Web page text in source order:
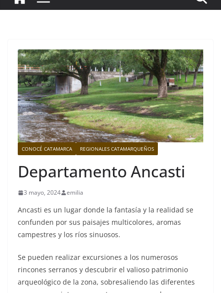
CONOCÉ CATAMARCA REGIONALES CATAMARQUEÑOS
Departamento Ancasti
3 mayo, 2024 emilia
Ancasti es un lugar donde la fantasía y la realidad se
confunden por sus paisajes multicolores, aromas
campestres y los ríos sinuosos.
Se pueden realizar excursiones a los numerosos
rincones serranos y descubrir el valioso patrimonio
arqueológico de la zona, sobresaliendo las diferentes